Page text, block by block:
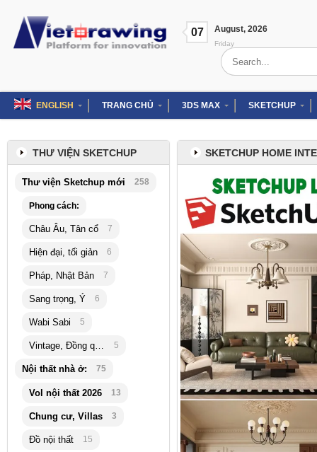
content
07 August, 2026
Friday
Search
for:
ENGLISH TRANG CHỦ 3DS MAX SKETCHUP
SKETCHUP HOME
THƯ VIỆN SKETCHUP
Thư viện Sketchup mới 258
Phong cách:
Châu Âu, Tân cổ 7
Hiện đại, tối giản 6
Pháp, Nhật Bản 7
Sang trọng, Ý 6
Wabi Sabi 5
Vintage, Đồng quê 5
Nội thất nhà ở: 75
Vol nội thất 2026 13
Chung cư, Villas 3
Đồ nội thất 15